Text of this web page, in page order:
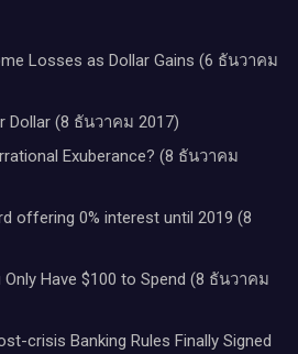
Losses as Dollar Gains (6 ธันวาคม
Dollar (8 ธันวาคม 2017)
Exuberance? (8 ธันวาคม
offering 0% interest until 2019 (8
Have $100 to Spend (8 ธันวาคม
crisis Banking Rules Finally Signed